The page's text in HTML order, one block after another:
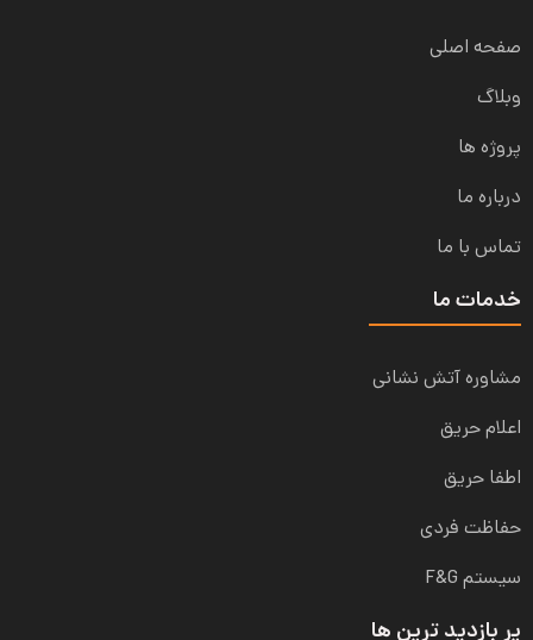
صفحه اصلی
وبلاگ
پروژه ها
درباره ما
تماس با ما
خدمات ما
مشاوره آتش نشانی
اعلام حریق
اطفا حریق
حفاظت فردی
سیستم F&G
پر بازدید ترین ها